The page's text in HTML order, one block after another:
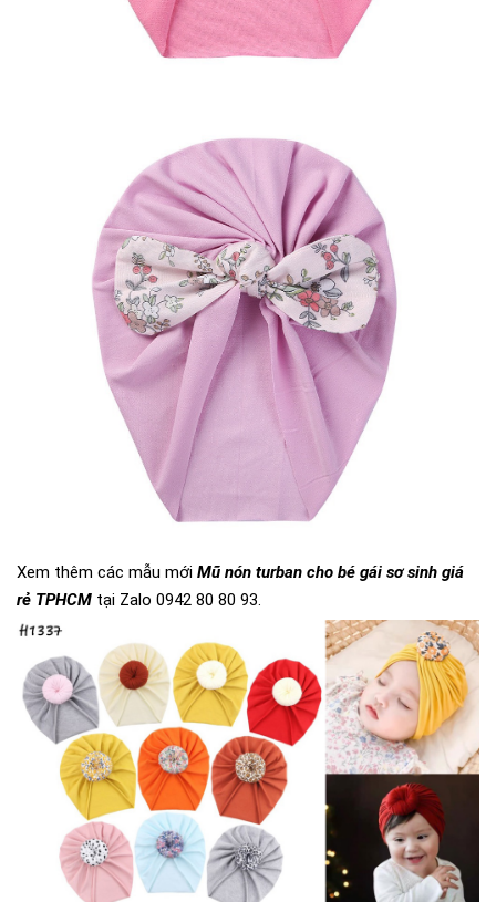
Xem thêm các mẫu mới Mũ nón turban cho bé gái sơ sinh giá
rẻ TPHCM tại Zalo 0942 80 80 93.